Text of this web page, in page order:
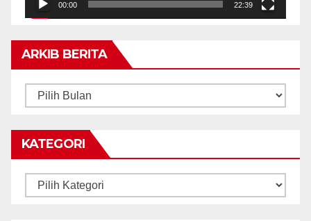
00:00 22:39
ARKIB BERITA
ARKIB
KATEGORI
Kategori